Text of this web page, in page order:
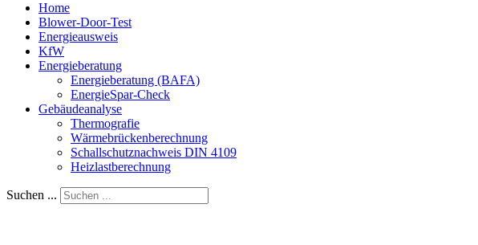
Home
Blower-Door-Test
Energieausweis
KfW
Energieberatung
Energieberatung (BAFA)
EnergieSpar-Check
Gebäudeanalyse
Thermografie
Wärmebrückenberechnung
Schallschutznachweis DIN 4109
Heizlastberechnung
Suchen ...